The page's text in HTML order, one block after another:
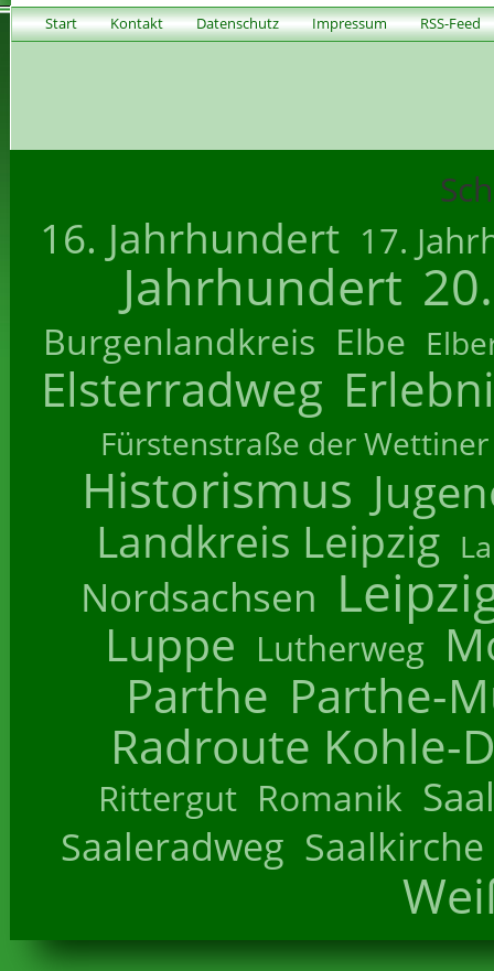
Start Kontakt Datenschutz Impressum RSS-Feed
16. Jahrhundert 17.
Jahrhundert
Burgenlandkreis Elbe
Elsterradweg
Fürstenstraße der Wettiner
Historismus
Landkreis Leipzig
Nordsachsen
Luppe Lutherweg
Parthe Parthe-
Radroute Kohle-
Rittergut Romanik
Saaleradweg Saalkirche